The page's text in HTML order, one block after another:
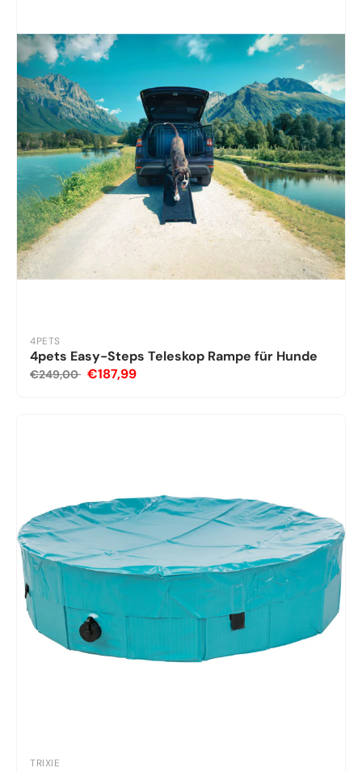
4PETS
4pets Easy-Steps Teleskop Rampe für Hunde
€249,00 €187,99
TRIXIE